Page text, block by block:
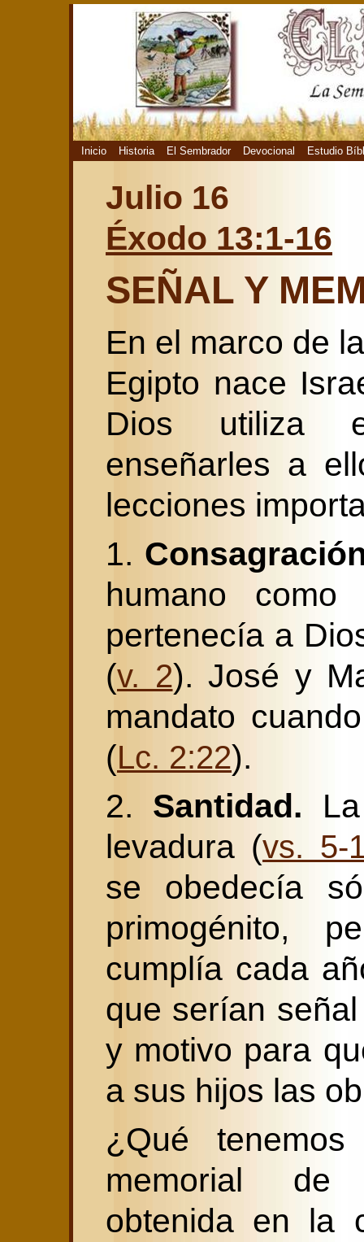
Inicio Historia El Sembrador Devocional Estudio
Julio 16
Éxodo 13:1-16
SEÑAL Y
En el marco de
Egipto nace
Dios utiliza
enseñarles a
lecciones
1.
humano
pertenecía a
(v. 2). José y
mandato
(Lc. 2:22).
2. Santidad.
levadura (vs. 5-
se obedecía
primogénito,
cumplía cada
que serían
y motivo para
a sus hijos las
¿Qué
memorial de
obtenida en la